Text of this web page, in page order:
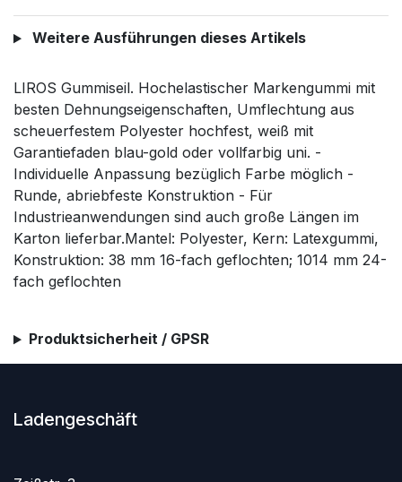
Weitere Ausführungen dieses Artikels
LIROS Gummiseil. Hochelastischer Markengummi mit
besten Dehnungseigenschaften, Umflechtung aus
scheuerfestem Polyester hochfest, weiß mit
Garantiefaden blau-gold oder vollfarbig uni. -
Individuelle Anpassung bezüglich Farbe möglich -
Runde, abriebfeste Konstruktion - Für
Industrieanwendungen sind auch große Längen im
Karton lieferbar.Mantel: Polyester, Kern: Latexgummi,
Konstruktion: 38 mm 16-fach geflochten; 1014 mm 24-
fach geflochten
Produktsicherheit / GPSR
Ladengeschäft